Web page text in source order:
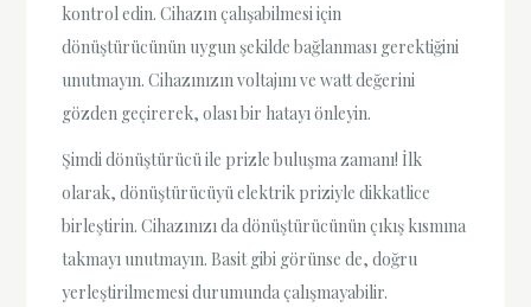
kontrol edin. Cihazın çalışabilmesi için
dönüştürücünün uygun şekilde bağlanması gerektiğini
unutmayın. Cihazınızın voltajını ve watt değerini
gözden geçirerek, olası bir hatayı önleyin.
Şimdi dönüştürücü ile prizle buluşma zamanı! İlk
olarak, dönüştürücüyü elektrik priziyle dikkatlice
birleştirin. Cihazınızı da dönüştürücünün çıkış kısmına
takmayı unutmayın. Basit gibi görünse de, doğru
yerleştirilmemesi durumunda çalışmayabilir.